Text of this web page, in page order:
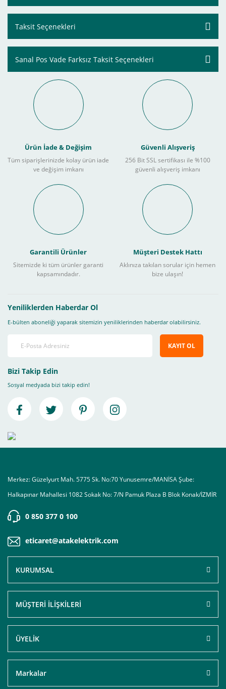
Taksit Seçenekleri
Sanal Pos Vade Farksız Taksit Seçenekleri
Ürün İade & Değişim
Tüm siparişlerinizde kolay ürün iade
ve değişim imkanı
Güvenli Alışveriş
256 Bit SSL sertifikası ile %100
güvenli alışveriş imkanı
Garantili Ürünler
Sitemizde ki tüm ürünler garanti
kapsamındadır.
Müşteri Destek Hattı
Aklınıza takılan sorular için hemen
bize ulaşın!
Yeniliklerden Haberdar Ol
E-bülten aboneliği yaparak sitemizin yeniliklerinden haberdar olabilirsiniz.
KAYIT OL
Bizi Takip Edin
Sosyal medyada bizi takip edin!
Merkez: Güzelyurt Mah. 5775 Sk. No:70 Yunusemre/MANİSA Şube:
Halkapınar Mahallesi 1082 Sokak No: 7/N Pamuk Plaza B Blok Konak/İZMİR
0 850 377 0 100
eticaret@atakelektrik.com
KURUMSAL
MÜŞTERİ İLİŞKİLERİ
ÜYELİK
Markalar